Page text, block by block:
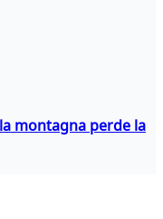
montagna perde la